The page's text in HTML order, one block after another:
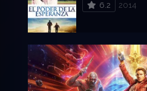
6.2
2014